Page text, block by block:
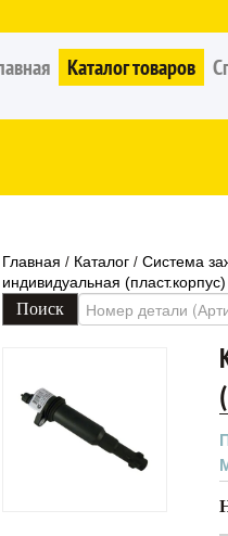
Каталог товаров
Главная / Каталог / Система
индивидуальная